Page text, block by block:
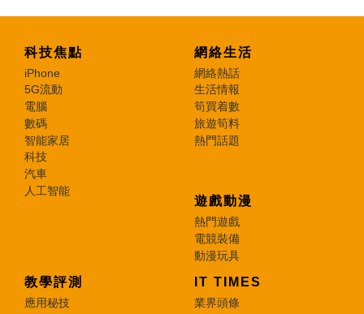
科技焦點
iPhone
5G流動
電腦
數碼
智能家居
科技
汽車
人工智能
網絡生活
網絡熱話
生活情報
筍買着數
旅遊筍料
熱門話題
遊戲動漫
熱門遊戲
電競裝備
動漫玩具
教學評測
應用秘技
IT TIMES
業界頭條